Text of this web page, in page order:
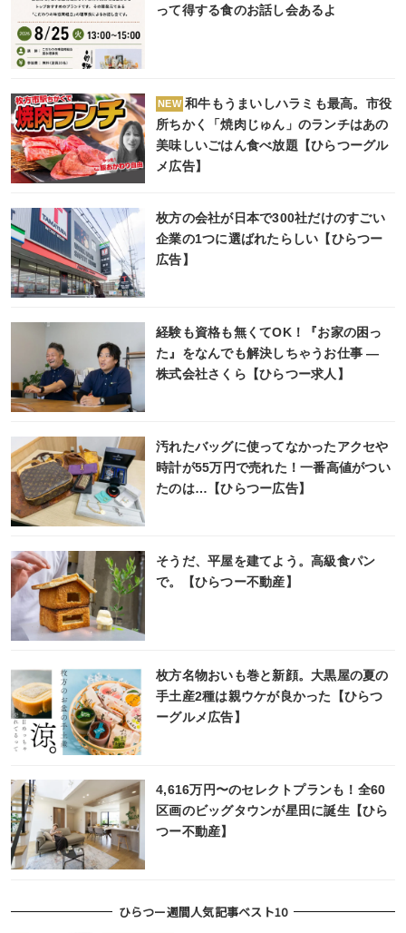
って得する食のお話し会あるよ
NEW 和牛もうまいしハラミも最高。市役
所ちかく「焼肉じゅん」のランチはあの
美味しいごはん食べ放題【ひらつーグル
メ広告】
枚方の会社が日本で300社だけのすごい
企業の1つに選ばれたらしい【ひらつー
広告】
経験も資格も無くてOK！『お家の困っ
た』をなんでも解決しちゃうお仕事 ―
株式会社さくら【ひらつー求人】
汚れたバッグに使ってなかったアクセや
時計が55万円で売れた！一番高値がつい
たのは…【ひらつー広告】
そうだ、平屋を建てよう。高級食パン
で。【ひらつー不動産】
枚方名物おいも巻と新顔。大黒屋の夏の
手土産2種は親ウケが良かった【ひらつ
ーグルメ広告】
4,616万円〜のセレクトプランも！全60
区画のビッグタウンが星田に誕生【ひら
つー不動産】
ひらつー週間人気記事ベスト10